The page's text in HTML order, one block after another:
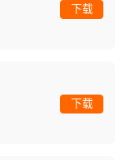
下载
下载